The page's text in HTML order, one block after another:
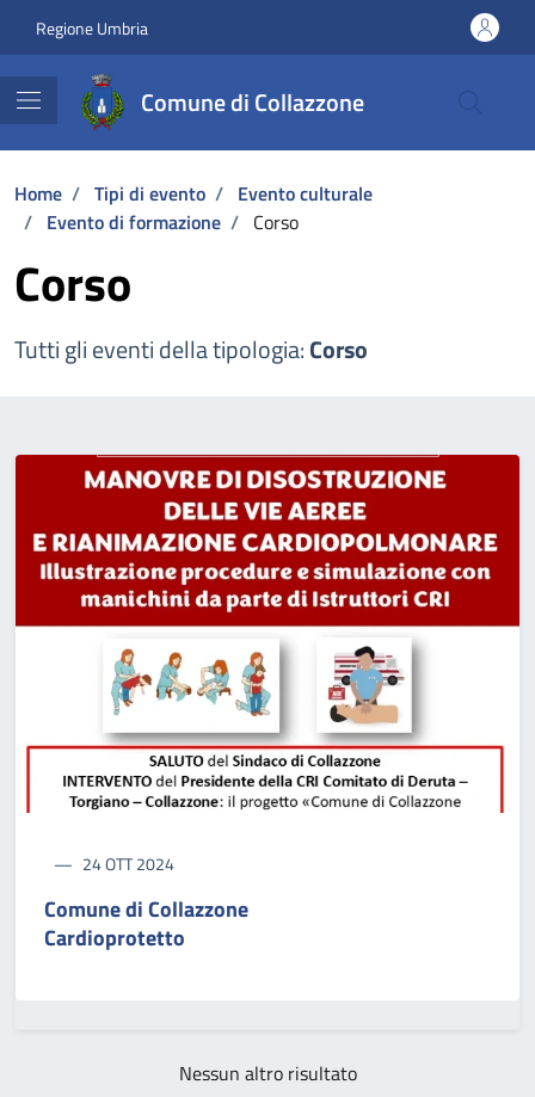
Regione Umbria
Comune di Collazzone
Home / Tipi di evento / Evento culturale
/ Evento di formazione / Corso
Corso
Tutti gli eventi della tipologia:Corso
24 OTT 2024
Comune di Collazzone
Cardioprotetto
Nessun altro risultato